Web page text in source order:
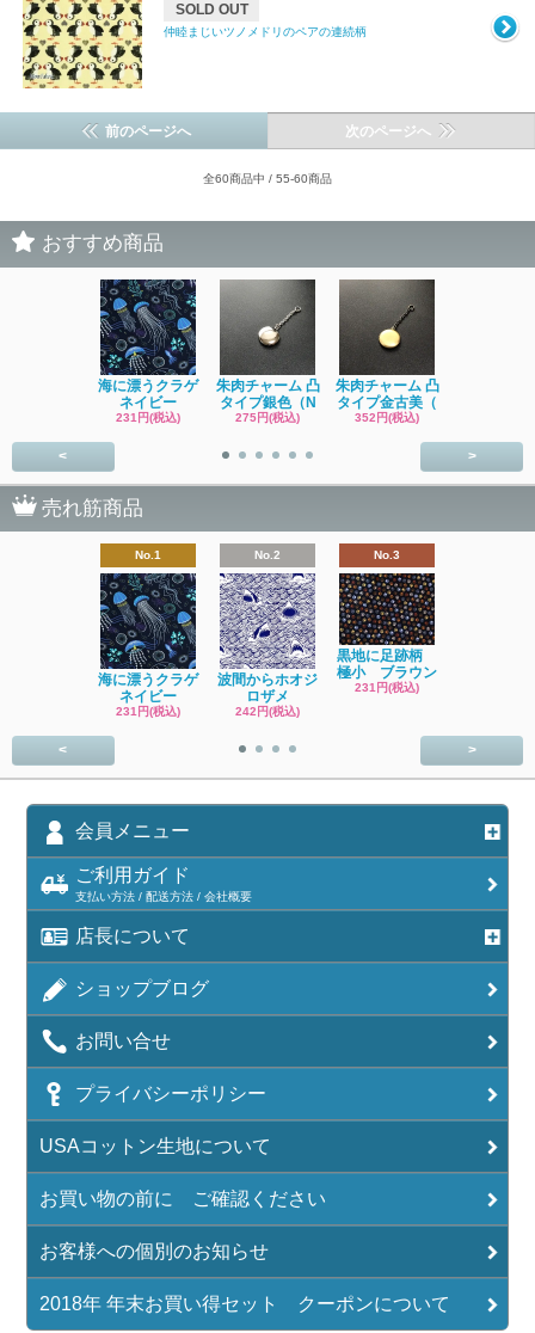
SOLD OUT
仲睦まじいツノメドリのペアの連続柄
前のページへ 次のページへ
全60商品中 / 55-60商品
おすすめ商品
海に漂うクラゲ
ネイビー
231円(税込)
朱肉チャーム 凸
タイプ銀色（N
275円(税込)
朱肉チャーム 凸
タイプ金古美（
352円(税込)
< >
売れ筋商品
No.1
海に漂うクラゲ
ネイビー
231円(税込)
No.2
波間からホオジ
ロザメ
242円(税込)
No.3
黒地に足跡柄
極小 ブラウン
231円(税込)
< >
会員メニュー
ご利用ガイド
支払い方法 / 配送方法 / 会社概要
店長について
ショップブログ
お問い合せ
プライバシーポリシー
USAコットン生地について
お買い物の前に ご確認ください
お客様への個別のお知らせ
2018年 年末お買い得セット クーポンについて